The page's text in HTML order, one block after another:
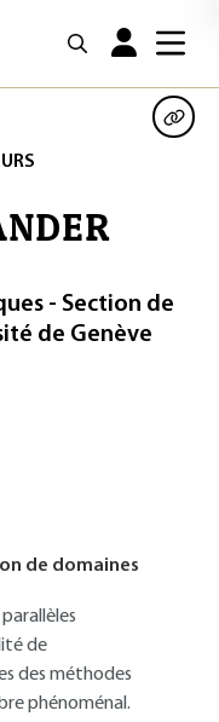
- Section de
de Genève
de domaines
de
des méthodes
phénoménal.